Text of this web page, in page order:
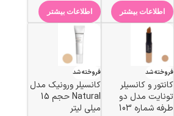
اطلاعات بیشتر اطلاعات بیشتر
فروخته شد
کانتور و كانسيلر
تونايت مدل دو
طرفه شماره 103
فروخته شد
کانسیلر ورونیک مدل
Natural حجم 15
میلی لیتر